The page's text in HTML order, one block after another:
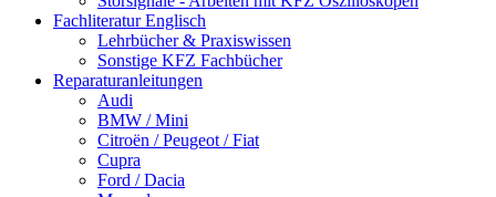
Fachliteratur Englisch
Lehrbücher & Praxiswissen
Sonstige KFZ Fachbücher
Reparaturanleitungen
Audi
BMW / Mini
Citroën / Peugeot / Fiat
Cupra
Ford / Dacia